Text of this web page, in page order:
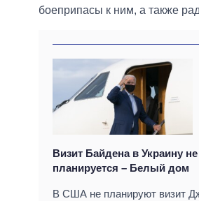
боеприпасы к ним, а также
Визит Байдена в Украину не
планируется – Белый дом
В США не планируют визит